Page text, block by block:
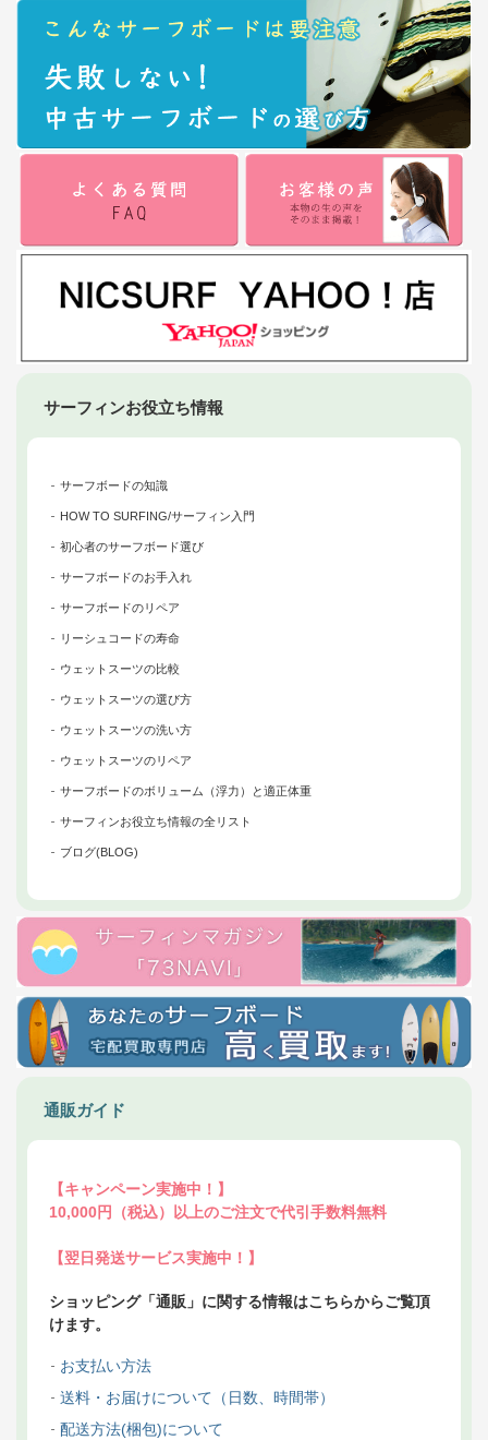
サーフィンお役立ち情報
サーフボードの知識
HOW TO SURFING/サーフィン入門
初心者のサーフボード選び
サーフボードのお手入れ
サーフボードのリペア
リーシュコードの寿命
ウェットスーツの比較
ウェットスーツの選び方
ウェットスーツの洗い方
ウェットスーツのリペア
サーフボードのボリューム（浮力）と適正体重
サーフィンお役立ち情報の全リスト
ブログ(BLOG)
通販ガイド
【キャンペーン実施中！】
10,000円（税込）以上のご注文で代引手数料無料
【翌日発送サービス実施中！】
ショッピング「通販」に関する情報はこちらからご覧頂
けます。
お支払い方法
送料・お届けについて（日数、時間帯）
配送方法(梱包)について